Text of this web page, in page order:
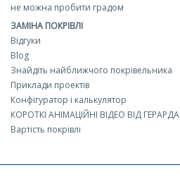
не можна пробити градом
ЗАМІНА ПОКРІВЛІ
Відгуки
Blog
Знайдіть найближчого покрівельника
Приклади проектів
Конфігуратор і калькулятор
КОРОТКІ АНІМАЦІЙНІ ВІДЕО ВІД ГЕРАРДА
Вартість покрівлі